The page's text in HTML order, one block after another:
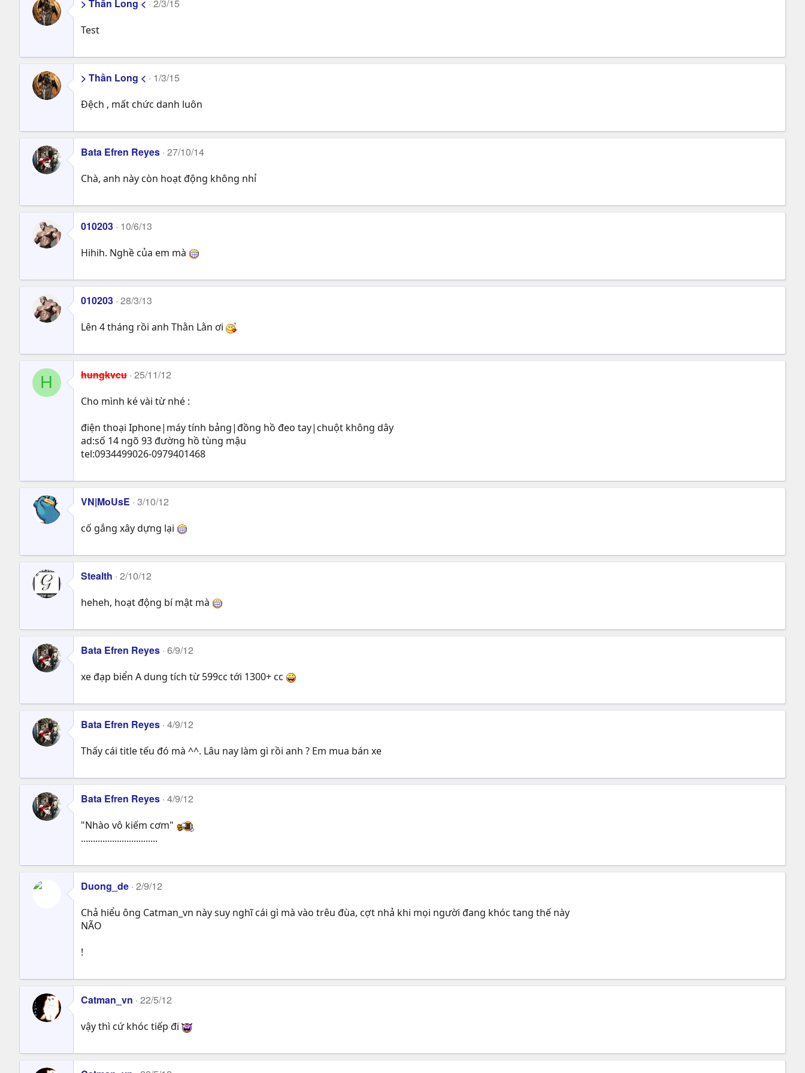
> Thần Long < 2/3/15
Test
> Thần Long < 1/3/15
Đệch , mất chức danh luôn
Bata Efren Reyes 27/10/14
Chà, anh này còn hoạt động không nhỉ
010203 10/6/13
Hihih. Nghề của em mà
010203 28/3/13
Lên 4 tháng rồi anh Thằn Lằn ơi
H hungkvcu 25/11/12
Cho mình ké vài từ nhé :
điện thoại Iphone|máy tính bảng|đồng hồ đeo tay|chuột không dây
ad:số 14 ngõ 93 đường hồ tùng mậu
tel:0934499026-0979401468
VN|MoUsE 3/10/12
cố gắng xây dựng lại
Stealth 2/10/12
heheh, hoạt động bí mật mà
Bata Efren Reyes 6/9/12
xe đạp biển A dung tích từ 599cc tới 1300+ cc
Bata Efren Reyes 4/9/12
Thấy cái title tếu đó mà ^^. Lâu nay làm gì rồi anh ? Em mua bán xe
Bata Efren Reyes 4/9/12
"Nhào vô kiếm cơm"
................................
Duong_de 2/9/12
Chả hiểu ông Catman_vn này suy nghĩ cái gì mà vào trêu đùa, cợt nhả khi mọi người đang khóc tang thế này
NÃO
!
Catman_vn 22/5/12
vậy thì cứ khóc tiếp đi